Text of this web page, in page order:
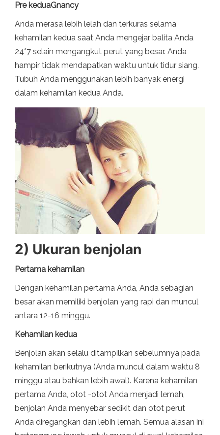
Pre keduaGnancy
Anda merasa lebih lelah dan terkuras selama
kehamilan kedua saat Anda mengejar balita Anda
24*7 selain mengangkut perut yang besar. Anda
hampir tidak mendapatkan waktu untuk tidur siang.
Tubuh Anda menggunakan lebih banyak energi
dalam kehamilan kedua Anda.
2) Ukuran benjolan
Pertama kehamilan
Dengan kehamilan pertama Anda, Anda sebagian
besar akan memiliki benjolan yang rapi dan muncul
antara 12-16 minggu.
Kehamilan kedua
Benjolan akan selalu ditampilkan sebelumnya pada
kehamilan berikutnya (Anda muncul dalam waktu 8
minggu atau bahkan lebih awal). Karena kehamilan
pertama Anda, otot -otot Anda menjadi lemah,
benjolan Anda menyebar sedikit dan otot perut
Anda diregangkan dan lebih lemah. Semua alasan ini